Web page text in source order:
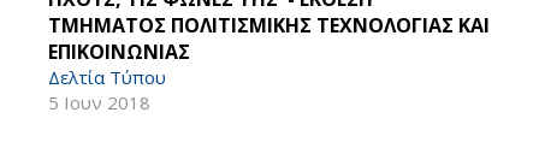
ΤΜΗΜΑΤΟΣ ΠΟΛΙΤΙΣΜΙΚΗΣ ΤΕΧΝΟΛΟΓΙΑΣ ΚΑΙ
ΕΠΙΚΟΙΝΩΝΙΑΣ
Δελτία Τύπου
5 Ιουν 2018